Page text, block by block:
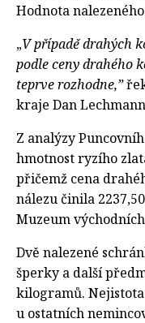
Hodnota
„V případě drahých
podle ceny drahého
teprve rozhodne,”
kraje Dan
Z analýzy
hmotnost ryzího
přičemž cena
nálezu činila
Muzeum
Dvě nalezené
šperky a další
kilogramů.
u ostatních